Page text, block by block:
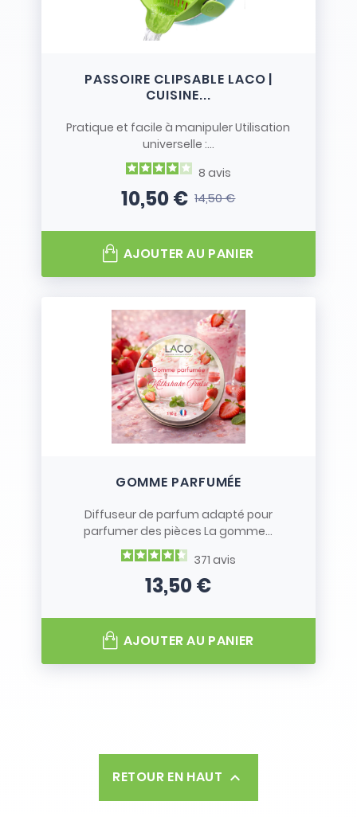
PASSOIRE CLIPSABLE LACO |
CUISINE...
Pratique et facile à manipuler Utilisation
universelle :...
8 avis
Prix
10,50 €Prix de base
14,50 €
AJOUTER AU PANIER
GOMME PARFUMÉE
Diffuseur de parfum adapté pour
parfumer des pièces La gomme...
371 avis
Prix
13,50 €
AJOUTER AU PANIER
RETOUR EN HAUT 